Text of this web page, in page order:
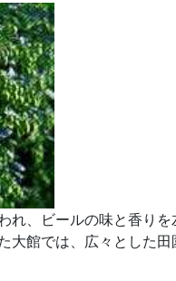
、ビールの味と香り
大館では、広々とした